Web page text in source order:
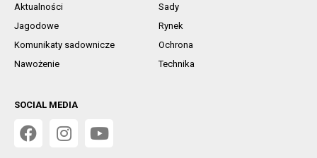
Aktualności
Sady
Jagodowe
Rynek
Komunikaty sadownicze
Ochrona
Nawożenie
Technika
SOCIAL MEDIA